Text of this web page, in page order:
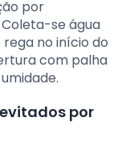
por
se água
no início do
com palha
por